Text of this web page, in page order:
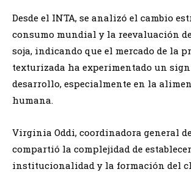
Desde el INTA, se analizó el cambio
consumo mundial y la reevaluación
soja, indicando que el mercado de la
texturizada ha experimentado un
desarrollo, especialmente en la
humana.
Virginia Oddi, coordinadora general
compartió la complejidad de
institucionalidad y la formación del